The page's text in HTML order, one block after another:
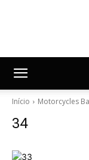
Início Motorcycles
34